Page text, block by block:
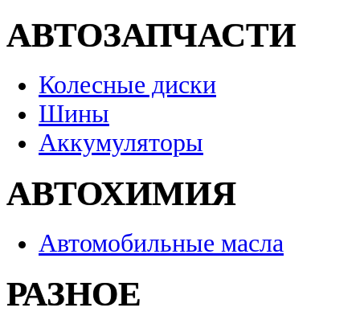
АВТОЗАПЧАСТИ
Колесные диски
Шины
Аккумуляторы
АВТОХИМИЯ
Автомобильные масла
РАЗНОЕ